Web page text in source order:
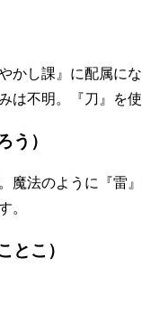
かし課』に配属に
は不明。『刀』を
う）
魔法のように『雷
。
とこ）